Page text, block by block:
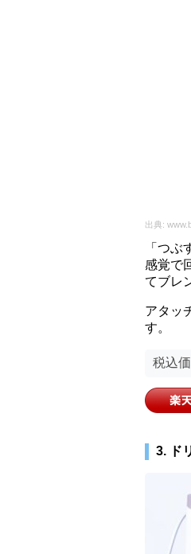
出典:
「つ
感覚で
てブレ
アタッ
す。
税込
3. ド